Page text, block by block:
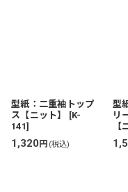
型紙：二重袖トップ
ス【ニット】
[K-
141]
1,320円 (税込)
型
リ
【